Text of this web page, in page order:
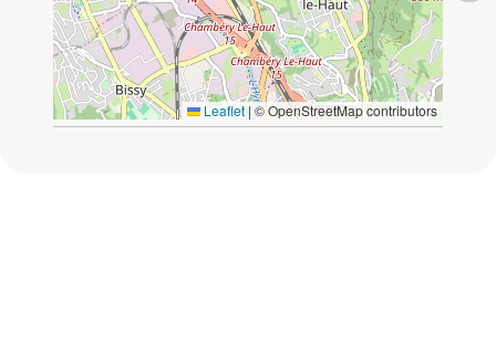
Leaflet | © OpenStreetMap contributors